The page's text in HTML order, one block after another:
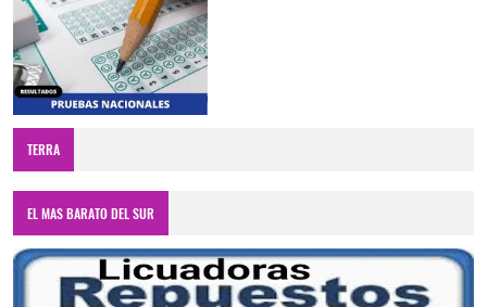
TERRA
EL MAS BARATO DEL SUR